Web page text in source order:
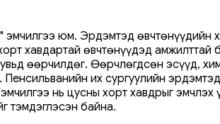
эмчилгээ юм. Эрдэмтэд
хавдартай өвчтөнүүдэд амжилттай
өөрчилдөг. Өөрчлөгдсөн эсүүд,
их сургуулийн
нь цусны хорт хавдрыг
тэмдэглэсэн байна.